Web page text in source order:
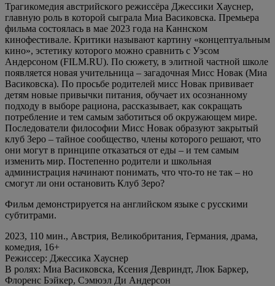
Трагикомедия австрийского режиссёра Джессики Хауснер,
главную роль в которой сыграла Миа Васиковска. Премьера
фильма состоялась в мае 2023 года на Каннском
кинофестивале. Критики называют картину «концептуальным
кино», эстетику которого можно сравнить с Уэсом
Андерсоном (FILM.RU). По сюжету, в элитной частной школе
появляется новая учительница – загадочная Мисс Новак (Миа
Васиковска). По просьбе родителей мисс Новак прививает
детям новые привычки питания, обучает их осознанному
подходу в выборе рациона, рассказывает, как сокращать
потребление и тем самым заботиться об окружающем мире.
Последователи философии Мисс Новак образуют закрытый
клуб Зеро – тайное сообщество, члены которого решают, что
они могут в принципе отказаться от еды – и тем самым
изменить мир. Постепенно родители и школьная
администрация начинают понимать, что что-то не так – но
смогут ли они остановить Клуб Зеро?
Фильм демонстрируется на английском языке с русскими
субтитрами.
2023, 110 мин., Австрия, Великобритания, Германия, драма,
комедия, 16+
Режиссер: Джессика Хауснер
В ролях: Миа Васиковска, Ксения Девриндт, Люк Баркер,
Флоренс Бэйкер, Сэмюэл Ди Андерсон